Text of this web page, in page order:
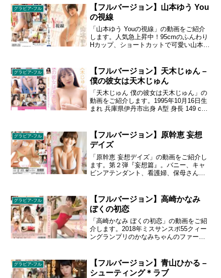
どの衣装をふんだんに盛り込みました。
しっとりとした大人の色気に癒されてく
ださい。1989年11月17日生まれ 長野県長
野市出身 AB型 身長 160 cm スリーサイ
ズ 84 - 58 - 86 cm Dカップ。
グラビア-フル
【フルバージョン】山本ゆう You
の視線
「山本ゆう Youの視線」の動画をご紹介
します。人気急上昇中！95cmのふんわり
Hカップ、ショートカットで可愛い山本ゆ
目のゆうちゃんが、今作で新しい衣装に
挑戦！バストだけでなくゆうちゃんの魅
力もたっぷりお届け！
グラビア-フル
【フルバージョン】天木じゅん –
僕の彼女は天木じゅん
「天木じゅん 僕の彼女は天木じゅん」の
動画をご紹介します。1995年10月16日生
まれ 兵庫県伊丹市出身 A型 身長 149 cm
ル・天木じゅん。男子垂涎のIカップ二次
元ボディで人気の彼女が僕の彼女だった
なら…。写真集とリンクした世界で、人
気グラドルとイチャイチャ妄想デートを
叶えます。
グラビア-フル
【フルバージョン】原幹恵 妄想
デイズ
「原幹恵 妄想デイズ」の動画をご紹介し
ます。第２弾『妄想篇』。バニー、キャ
ビンアテンダント、看護婦、保母さんに
えます。生年月日 1987年7月3日 出身地
新潟県村上市 血液型 O型 身長 163 cm ス
リーサイズ 94 - 61 - 88 cm カップサイズ
G
グラビア-フル
【フルバージョン】高崎かなみ
ぼくの初恋
「高崎かなみ ぼくの初恋」の動画をご紹
介します。2018年ミスサンスポ55クィー
ングランプリのかなみちゃんのファース
とちょぴりセクシーなところを皆さんに
お届けします。
グラビア-フル
【フルバージョン】青山ひかる –
シューティング＊ラブ